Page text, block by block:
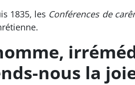
1835, les Conférences de
nous la